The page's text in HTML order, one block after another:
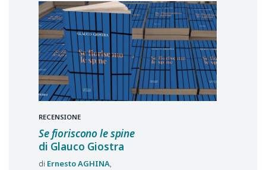
RECENSIONE
Se fioriscono le spine
di Glauco Giostra
ErnestoAGHINA